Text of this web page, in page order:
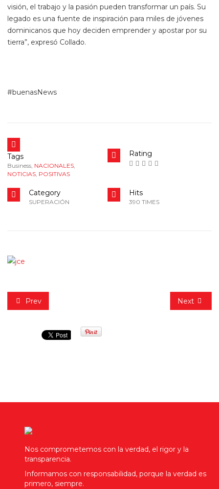
visión, el trabajo y la pasión pueden transformar un país. Su
legado es una fuente de inspiración para miles de jóvenes
dominicanos que hoy deciden emprender y apostar por su
tierra”, expresó Collado.
#buenasNews
Tags
Business NACIONALES
NOTICIAS POSITIVAS
Rating
Category
SUPERACIÓN
Hits
390 TIMES
Prev Next
Nos comprometemos con la verdad, el rigor y la
transparencia.
Informamos con responsabilidad, porque la verdad es
primero, siempre.